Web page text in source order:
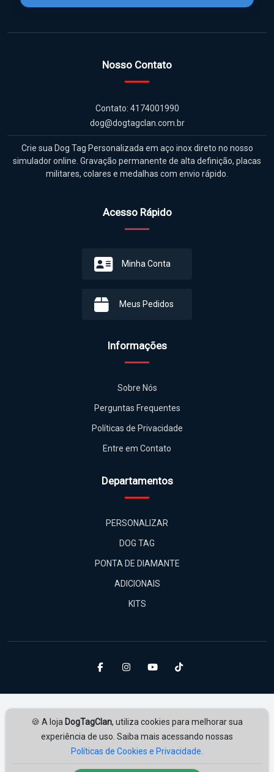
🍪 A loja DogTagClan, utiliza cookies para melhorar sua
experiência de uso. Saiba mais acessando nossas
Políticas de Cookies e Privacidade.
Nosso Contato
Contato: 4174001990
dog@dogtagclan.com.br
Crie sua Dog Tag Personalizada em aço inox direto no nosso
simulador online. Gravação permanente de alta definição, placas
militares, colares e medalhas com envio rápido.
Acesso Rápido
Minha Conta
Meus Pedidos
Informações
Sobre Nós
Perguntas Frequentes
Políticas de Privacidade
Entre em Contato
Departamentos
PERSONALIZAR
DOG TAG
PONTA DE DIAMANTE
ADICIONAIS
KITS
Desenvolvido porAmplie Soluções
ampliesolucoes.com.br